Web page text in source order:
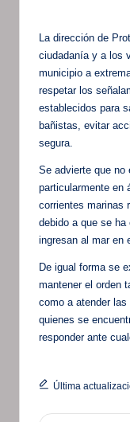
La dirección de
ciudadanía y a los
municipio a
respetar los
establecidos para
bañistas, evitar
segura.
Se advierte que no
particularmente en
corrientes marinas
debido a que se ha
ingresan al mar en
De igual forma se
mantener el orden
como a atender las
quienes se
responder ante
Última